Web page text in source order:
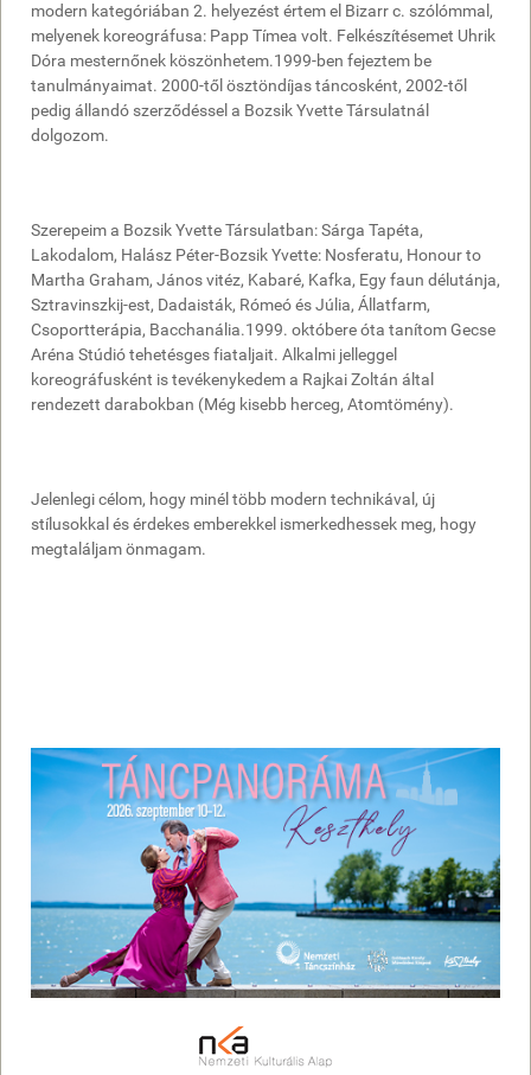
modern kategóriában 2. helyezést értem el Bizarr c. szólómmal,
melyenek koreográfusa: Papp Tímea volt. Felkészítésemet Uhrik
Dóra mesternőnek köszönhetem.1999-ben fejeztem be
tanulmányaimat. 2000-től ösztöndíjas táncosként, 2002-től
pedig állandó szerződéssel a Bozsik Yvette Társulatnál
dolgozom.
Szerepeim a Bozsik Yvette Társulatban: Sárga Tapéta,
Lakodalom, Halász Péter-Bozsik Yvette: Nosferatu, Honour to
Martha Graham, János vitéz, Kabaré, Kafka, Egy faun délutánja,
Sztravinszkij-est, Dadaisták, Rómeó és Júlia, Állatfarm,
Csoportterápia, Bacchanália.1999. októbere óta tanítom Gecse
Aréna Stúdió tehetésges fiataljait. Alkalmi jelleggel
koreográfusként is tevékenykedem a Rajkai Zoltán által
rendezett darabokban (Még kisebb herceg, Atomtömény).
Jelenlegi célom, hogy minél több modern technikával, új
stílusokkal és érdekes emberekkel ismerkedhessek meg, hogy
megtaláljam önmagam.